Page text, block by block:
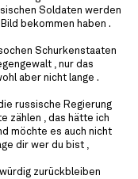
Soldaten werden
bekommen haben .
Schurkenstaaten
, nur das
aber nicht lange .
russische Regierung
zählen , das hätte ich
möchte es auch nicht
dir wer du bist ,
zurückbleiben